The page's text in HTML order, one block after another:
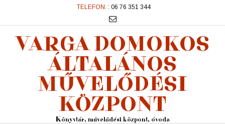
TELEFON: : 06 76 351 344
VARGA DOMOKOS
ÁLTALÁNOS
MŰVELŐDÉSI
KÖZPONT
Könyvtár, művelődési központ, óvoda